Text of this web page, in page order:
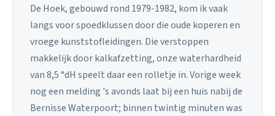
De Hoek, gebouwd rond 1979-1982, kom ik vaak
langs voor spoedklussen door die oude koperen en
vroege kunststofleidingen. Die verstoppen
makkelijk door kalkafzetting, onze waterhardheid
van 8,5 °dH speelt daar een rolletje in. Vorige week
nog een melding 's avonds laat bij een huis nabij de
Bernisse Waterpoort; binnen twintig minuten was